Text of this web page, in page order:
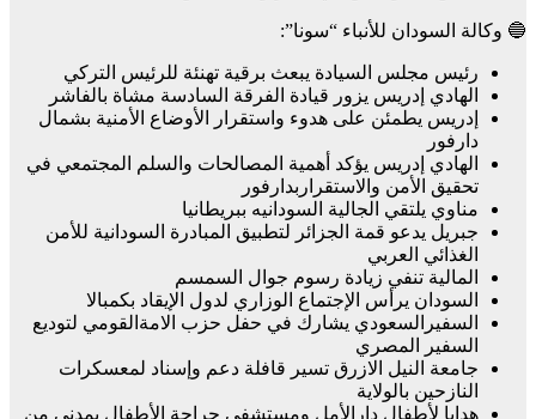
🔵 وكالة السودان للأنباء “سونا”:
رئيس مجلس السيادة يبعث برقية تهنئة للرئيس التركي
الهادي إدريس يزور قيادة الفرقة السادسة مشاة بالفاشر
إدريس يطمئن على هدوء واستقرار الأوضاع الأمنية بشمال
دارفور
الهادي إدريس يؤكد أهمية المصالحات والسلم المجتمعي في
تحقيق الأمن والاستقراربدارفور
مناوي يلتقي الجالية السودانيه ببريطانيا
جبريل يدعو قمة الجزائر لتطبيق المبادرة السودانية للأمن
الغذائي العربي
المالية تنفي زيادة رسوم جوال السمسم
السودان يرأس الإجتماع الوزاري لدول الإيقاد بكمبالا
السفيرالسعودي يشارك في حفل حزب الامةالقومي لتوديع
السفير المصري
جامعة النيل الازرق تسير قافلة دعم وإسناد لمعسكرات
النازحين بالولاية
هدايا لأطفال دارالأمل ومستشفى جراحة الأطفال بمدني من